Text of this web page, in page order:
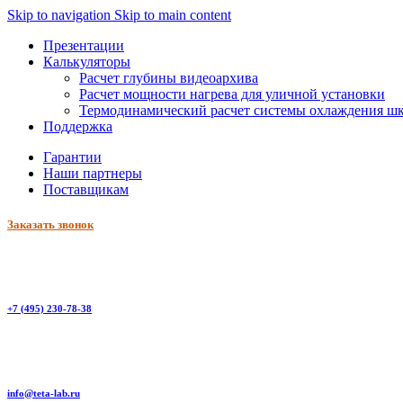
Skip to navigation Skip to main content
Презентации
Калькуляторы
Расчет глубины видеоархива
Расчет мощности нагрева для уличной установки
Термодинамический расчет системы охлаждения
Поддержка
Гарантии
Наши партнеры
Поставщикам
Заказать звонок
+7 (495) 230-78-38
info@teta-lab.ru